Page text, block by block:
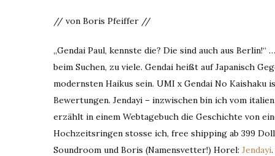
// von Boris Pfeiffer //
„Gendai Paul, kennste die? Die sind auch aus
beim Suchen, zu viele. Gendai heißt auf Japanisch
modernsten Haikus sein. UMI x Gendai No Kaishaku
Bewertungen. Jendayi – inzwischen bin ich vom
erzählt in einem Webtagebuch die Geschichte von
Hochzeitsringen stosse ich, free shipping ab 399
Soundroom und Boris (Namensvetter!) Horel: Jendayi